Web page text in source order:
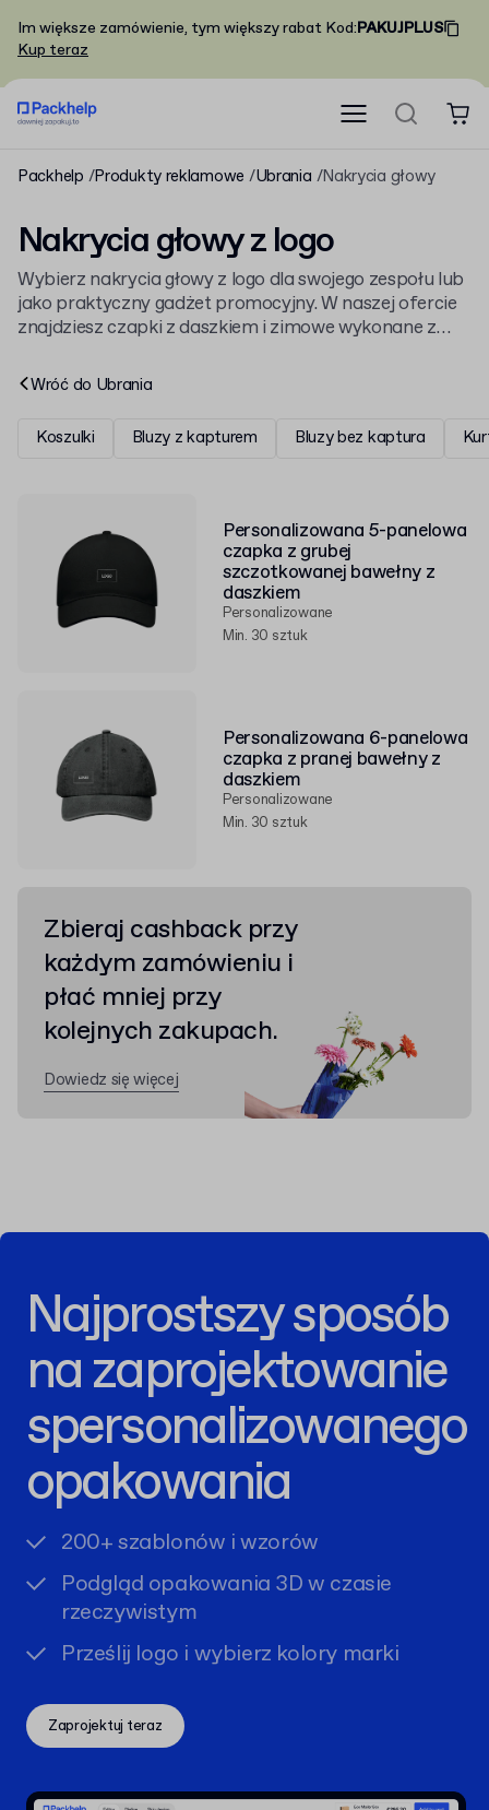
Im większe zamówienie, tym większy rabat Kod:PAKUJPLUS
Kup teraz
Packhelp Produkty reklamowe Ubrania Nakrycia głowy
Nakrycia głowy z logo
Wybierz nakrycia głowy z logo dla swojego zespołu lub
jako praktyczny gadżet promocyjny. W naszej ofercie
znajdziesz czapki z daszkiem i zimowe wykonane z
świetne uzupełnienie firmowej garderoby, do której
Wróć do Ubrania
Koszulki Bluzy z kapturem Bluzy bez kaptura
Personalizowana 5-panelowa
czapka z grubej
szczotkowanej bawełny z
daszkiem
Personalizowane
Min. 30 sztuk
Personalizowana 6-panelowa
czapka z pranej bawełny z
daszkiem
Personalizowane
Min. 30 sztuk
Zbieraj cashback przy
każdym zamówieniu i
płać mniej przy
kolejnych zakupach.
Dowiedz się więcej
Najprostszy sposób
na zaprojektowanie
spersonalizowanego
opakowania
200+ szablonów i wzorów
Podgląd opakowania 3D w czasie
rzeczywistym
Prześlij logo i wybierz kolory marki
Zaprojektuj teraz